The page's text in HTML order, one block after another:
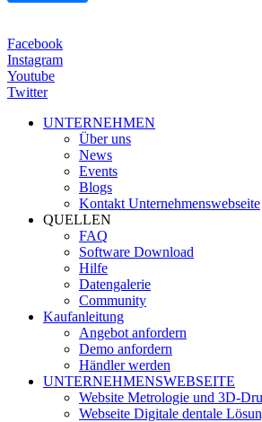
Facebook
Instagram
Youtube
Twitter
UNTERNEHMEN
Über uns
News
Events
Blogs
Kontakt Unternehmenswebseite
QUELLEN
FAQ
Software Download
Hilfe
Datengalerie
Community
Kaufanleitung
Angebot anfordern
Demo anfordern
Händler werden
UNTERNEHMENSWEBSEITE
Website Metrologie und 3D-
Webseite Digitale dentale